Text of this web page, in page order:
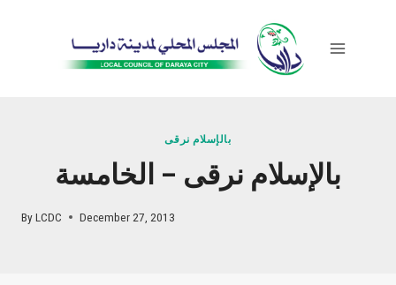
بالإسلام نرقى
بالإسلام نرقى – الخامسة
ByLCDC December 27, 2013